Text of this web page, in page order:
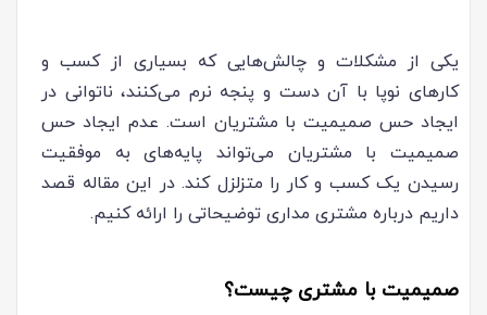
یکی از مشکلات و چالش‌هایی که بسیاری از کسب و
کارهای نوپا با آن دست و پنجه نرم می‌کنند، ناتوانی در
ایجاد حس صمیمیت با مشتریان است. عدم ایجاد حس
صمیمیت با مشتریان می‌تواند پایه‌های به موفقیت
رسیدن یک کسب و کار را متزلزل کند. در این مقاله قصد
داریم درباره مشتری مداری توضیحاتی را ارائه کنیم.
صمیمیت با مشتری چیست؟